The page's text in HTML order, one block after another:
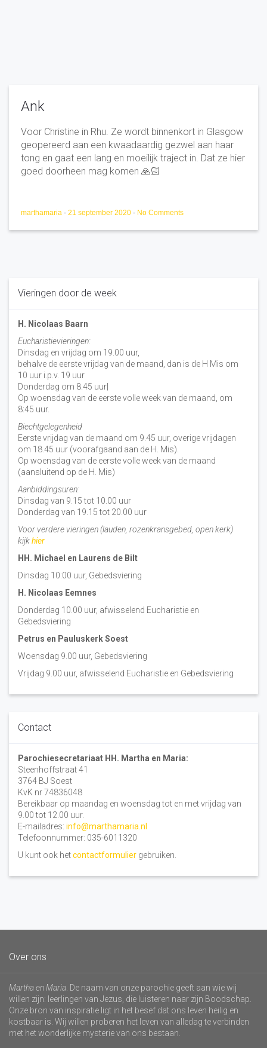
Ank
Voor Christine in Rhu. Ze wordt binnenkort in Glasgow
geopereerd aan een kwaadaardig gezwel aan haar
tong en gaat een lang en moeilijk traject in. Dat ze hier
goed doorheen mag komen 🙏🏻
marthamaria - 21 september 2020 - No Comments
Vieringen door de week
H. Nicolaas Baarn
Eucharistievieringen:
Dinsdag en vrijdag om 19.00 uur,
behalve de eerste vrijdag van de maand, dan is de H Mis om
10 uur i.p.v. 19 uur
Donderdag om 8.45 uur|
Op woensdag van de eerste volle week van de maand, om
8:45 uur.
Biechtgelegenheid
Eerste vrijdag van de maand om 9.45 uur, overige vrijdagen
om 18.45 uur (voorafgaand aan de H. Mis).
Op woensdag van de eerste volle week van de maand
(aansluitend op de H. Mis)
Aanbiddingsuren:
Dinsdag van 9.15 tot 10.00 uur
Donderdag van 19.15 tot 20.00 uur
Voor verdere vieringen (lauden, rozenkransgebed, open kerk)
kijkhier
HH. Michael en Laurens de Bilt
Dinsdag 10:00 uur, Gebedsviering
H. Nicolaas Eemnes
Donderdag 10.00 uur, afwisselend Eucharistie en
Gebedsviering
Petrus en Pauluskerk Soest
Woensdag 9.00 uur, Gebedsviering
Vrijdag 9.00 uur, afwisselend Eucharistie en Gebedsviering
Contact
Parochiesecretariaat HH. Martha en Maria:
Steenhoffstraat 41
3764 BJ Soest
KvK nr 74836048
Bereikbaar op maandag en woensdag tot en met vrijdag van
9.00 tot 12.00 uur.
E-mailadres: info@marthamaria.nl
Telefoonnummer: 035-6011320
U kunt ook hetcontactformulier gebruiken.
Over ons
Martha en Maria . De naam van onze parochie geeft aan wie wij
willen zijn: leerlingen van Jezus, die luisteren naar zijn Boodschap.
Onze bron van inspiratie ligt in het besef dat ons leven heilig en
kostbaar is. Wij willen proberen het leven van alledag te verbinden
met het wonderlijke mysterie van ons bestaan.